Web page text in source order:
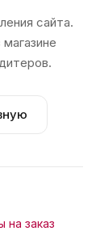
сайта.
на заказ